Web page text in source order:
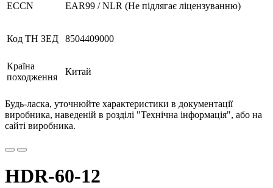
ECCN EAR99 / NLR (Не підлягає ліцензуванню)
Код ТН ЗЕД 8504409000
Країна
походження
Китай
Будь-ласка, уточнюйте характеристики в документації
виробника, наведеній в розділі "Технічна інформація", або на
сайті виробника.
HDR-60-12